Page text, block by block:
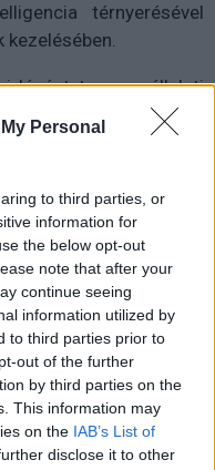
Personal
to third parties, or
information for
the below opt-out
note that after your
continue seeing
information utilized by
to third parties prior to
out of the further
by third parties on the
This information may
on the IAB’s List of
disclose it to other
térnyerésével
lépést tesz a vállalati
területén, és
távon komoly
mozgást az új
nyílt